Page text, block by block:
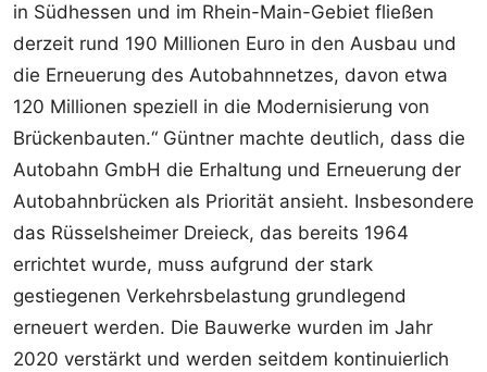
in Südhessen und im Rhein-Main-Gebiet fließen
derzeit rund 190 Millionen Euro in den Ausbau und
die Erneuerung des Autobahnnetzes, davon etwa
120 Millionen speziell in die Modernisierung von
Brückenbauten.“ Güntner machte deutlich, dass die
Autobahn GmbH die Erhaltung und Erneuerung der
Autobahnbrücken als Priorität ansieht. Insbesondere
das Rüsselsheimer Dreieck, das bereits 1964
errichtet wurde, muss aufgrund der stark
gestiegenen Verkehrsbelastung grundlegend
erneuert werden. Die Bauwerke wurden im Jahr
2020 verstärkt und werden seitdem kontinuierlich